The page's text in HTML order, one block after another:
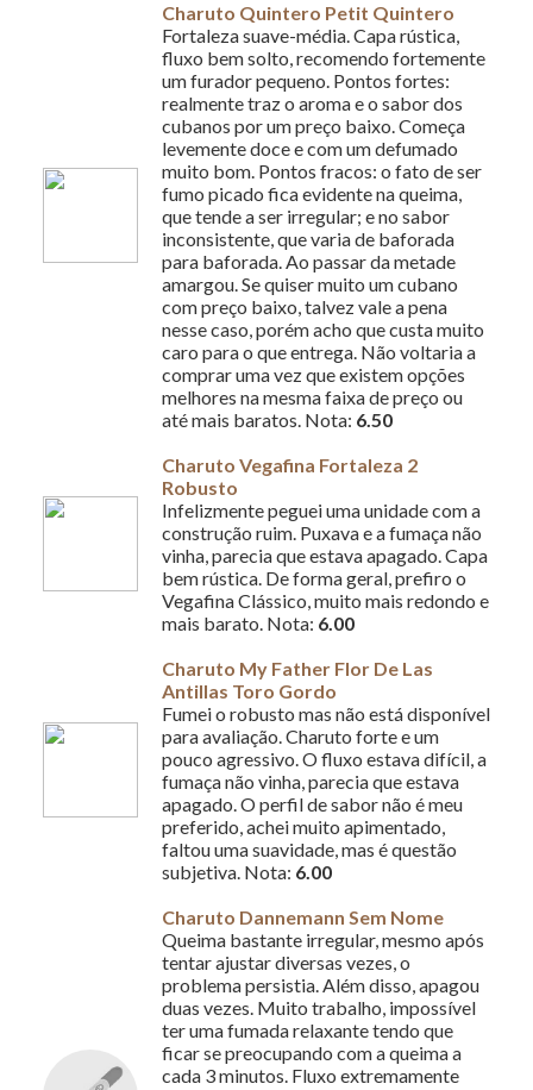
Charuto Quintero Petit Quintero
Fortaleza suave-média. Capa rústica,
fluxo bem solto, recomendo fortemente
um furador pequeno. Pontos fortes:
realmente traz o aroma e o sabor dos
cubanos por um preço baixo. Começa
levemente doce e com um defumado
muito bom. Pontos fracos: o fato de ser
fumo picado fica evidente na queima,
que tende a ser irregular; e no sabor
inconsistente, que varia de baforada
para baforada. Ao passar da metade
amargou. Se quiser muito um cubano
com preço baixo, talvez vale a pena
nesse caso, porém acho que custa muito
caro para o que entrega. Não voltaria a
comprar uma vez que existem opções
melhores na mesma faixa de preço ou
até mais baratos. Nota: 6.50
Charuto Vegafina Fortaleza 2
Robusto
Infelizmente peguei uma unidade com a
construção ruim. Puxava e a fumaça não
vinha, parecia que estava apagado. Capa
bem rústica. De forma geral, prefiro o
Vegafina Clássico, muito mais redondo e
mais barato. Nota: 6.00
Charuto My Father Flor De Las
Antillas Toro Gordo
Fumei o robusto mas não está disponível
para avaliação. Charuto forte e um
pouco agressivo. O fluxo estava difícil, a
fumaça não vinha, parecia que estava
apagado. O perfil de sabor não é meu
preferido, achei muito apimentado,
faltou uma suavidade, mas é questão
subjetiva. Nota: 6.00
Charuto Dannemann Sem Nome
Queima bastante irregular, mesmo após
tentar ajustar diversas vezes, o
problema persistia. Além disso, apagou
duas vezes. Muito trabalho, impossível
ter uma fumada relaxante tendo que
ficar se preocupando com a queima a
cada 3 minutos. Fluxo extremamente